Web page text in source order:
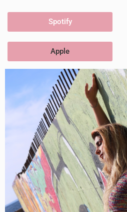
Spotify
Apple